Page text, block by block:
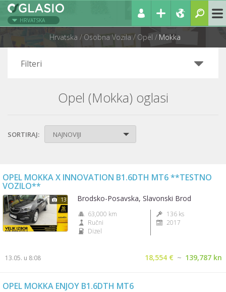
HRVATSKA
Hrvatska Osobna Vozila Opel Mokka
Filteri
Opel (Mokka) oglasi
SORTIRAJ: NAJNOVIJI
OPEL MOKKA X INNOVATION B1.6DTH MT6 **TESTNO
VOZILO**
13 Brodsko-Posavska, Slavonski Brod
63,000 km
136 ks
Ručni
2017
Dizel
18,554 € ~ 139,787 kn
13.05. u 8:08
OPEL MOKKA ENJOY B1.6DTH MT6